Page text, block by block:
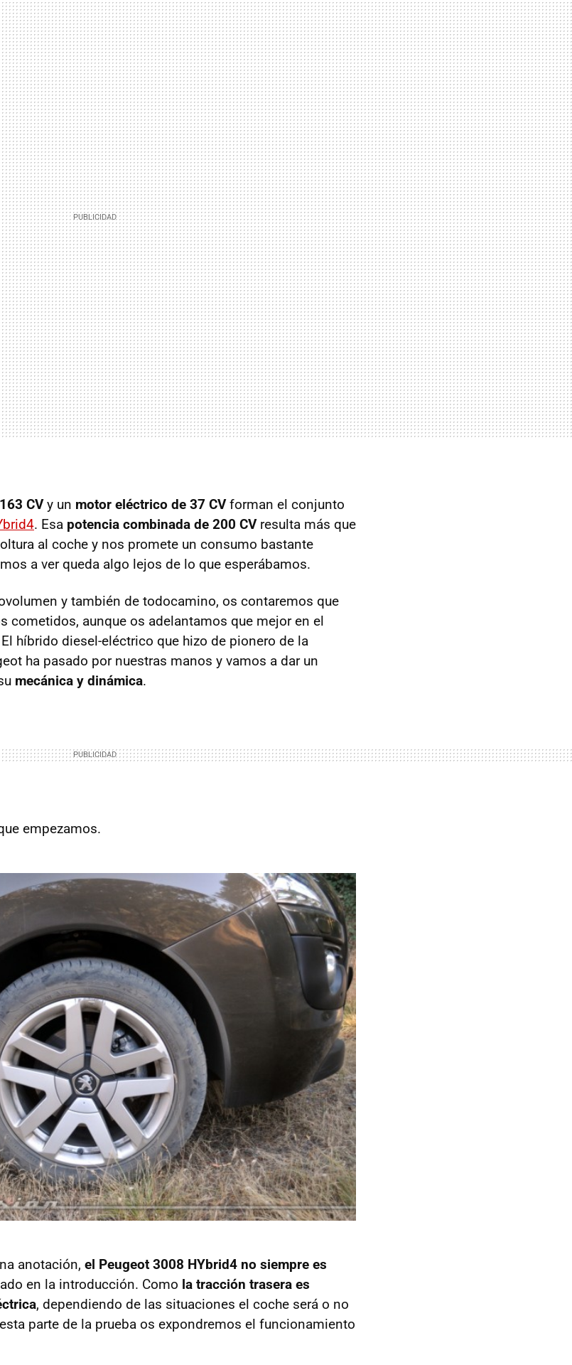
CVy un motor eléctrico de 37 CVforman el conjunto
. Esa potencia combinada de 200 CVresulta más que
al coche y nos promete un consumo bastante
a ver queda algo lejos de lo que esperábamos.
y también de todocamino, os contaremos que
cometidos, aunque os adelantamos que mejor en el
híbrido diesel-eléctrico que hizo de pionero de la
ha pasado por nuestras manos y vamos a dar un
mecánica y dinámica.
empezamos.
anotación, el Peugeot 3008 HYbrid4 no siempre es
en la introducción. Como la tracción trasera es
, dependiendo de las situaciones el coche será o no
parte de la prueba os expondremos el funcionamiento